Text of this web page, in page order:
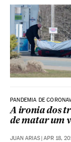
PANDEMIA DE
A ironia dos
de matar um
JUAN ARIAS | APR 18,